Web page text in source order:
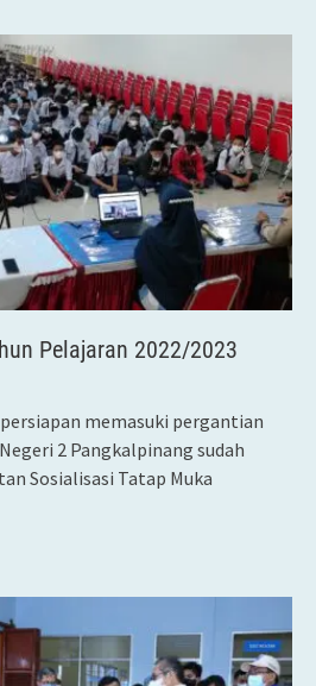
Pelajaran 2022/2023
memasuki pergantian
2 Pangkalpinang sudah
Sosialisasi Tatap Muka